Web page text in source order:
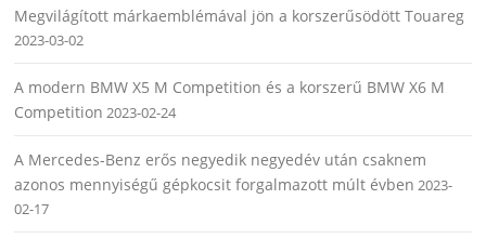
Megvilágított márkaemblémával jön a korszerűsödött Touareg
2023-03-02
A modern BMW X5 M Competition és a korszerű BMW X6 M
Competition 2023-02-24
A Mercedes-Benz erős negyedik negyedév után csaknem
azonos mennyiségű gépkocsit forgalmazott múlt évben 2023-
02-17